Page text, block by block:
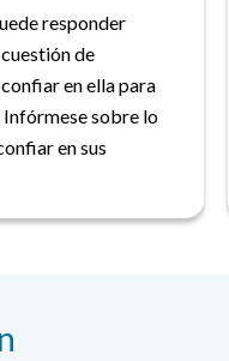
responder
de
en ella para
sobre lo
en sus